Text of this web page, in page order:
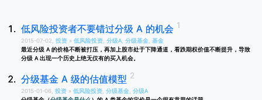
低风险投资者不要错过分级 A 的机会
2015-07-02, 投资 » 低风险投资 分级A 分级基金 基金
最近分级 A 的价格不断被打压，再加上股市处于下降通道，看跌期权价值不断提升，导致
分级 A 出现一个历史上绝无仅有的买入机会。
分级基金 A 级的估值模型
2015-01-06, 投资 » 低风险投资 分级基金 分级A